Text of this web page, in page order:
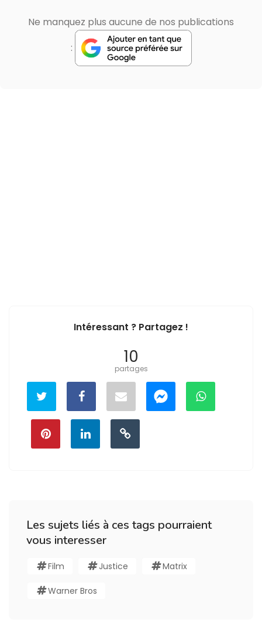
Ne manquez plus aucune de nos publications
:
Intéressant ? Partagez !
10
partages
Les sujets liés à ces tags pourraient
vous interesser
Film Justice Matrix
Warner Bros